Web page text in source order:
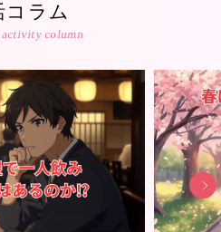
コラム
activity column